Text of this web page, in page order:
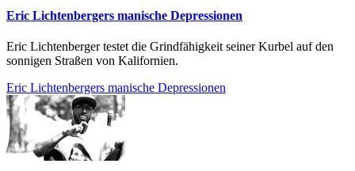
Eric Lichtenbergers manische Depressionen
Eric Lichtenberger testet die Grindfähigkeit seiner Kurbel auf den
sonnigen Straßen von Kalifornien.
Eric Lichtenbergers manische Depressionen